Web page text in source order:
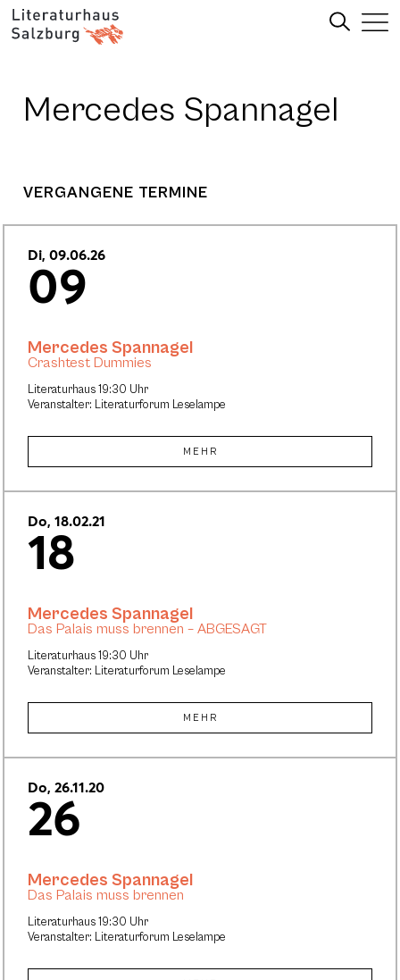
Mercedes Spannagel
VERGANGENE TERMINE
Di, 09.06.26
09
Literaturhaus 19:30 Uhr
Veranstalter: Literaturforum Leselampe
Mercedes Spannagel
Crashtest Dummies
MEHR
Do, 18.02.21
18
Literaturhaus 19:30 Uhr
Veranstalter: Literaturforum Leselampe
Mercedes Spannagel
Das Palais muss brennen – ABGESAGT
MEHR
Do, 26.11.20
26
Literaturhaus 19:30 Uhr
Veranstalter: Literaturforum Leselampe
Mercedes Spannagel
Das Palais muss brennen